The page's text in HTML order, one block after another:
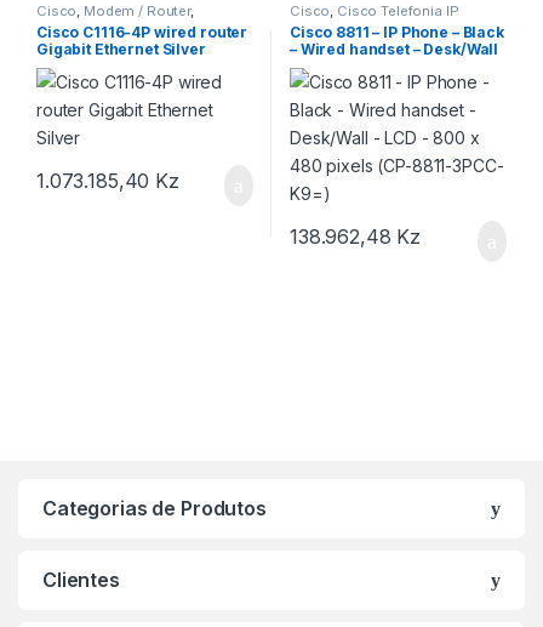
Cisco Modem / Router,
Roteadores Cisco
Cisco C1116-4P wired router
Gigabit Ethernet Silver
1.073.185,40 Kz
Cisco Cisco Telefonia IP
Cisco 8811 – IP Phone – Black
– Wired handset – Desk/Wall
– LCD – 800 x 480 pixels (CP-
8811-3PCC-K9=)
138.962,48 Kz
Categorias de Produtos
Clientes